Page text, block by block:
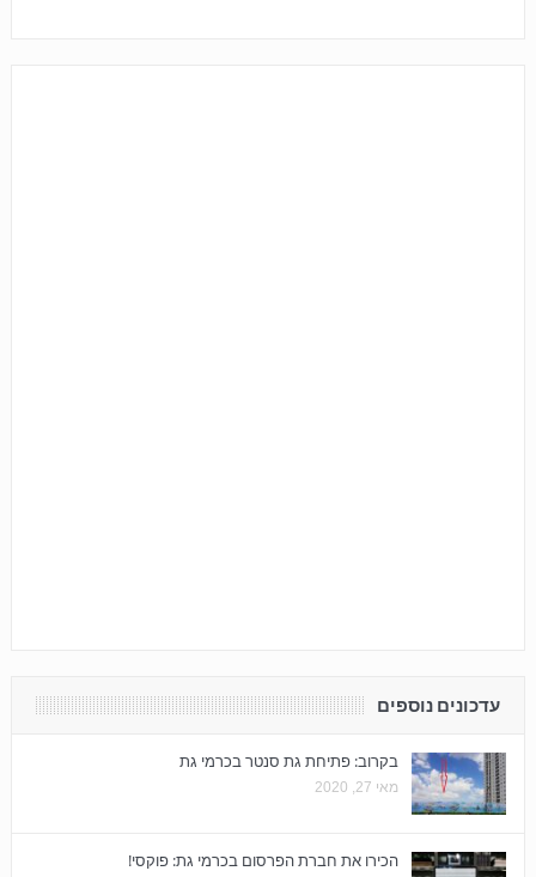
עדכונים נוספים
בקרוב: פתיחת גת סנטר בכרמי גת
מאי 27, 2020
הכירו את חברת הפרסום בכרמי גת: פוקסי!